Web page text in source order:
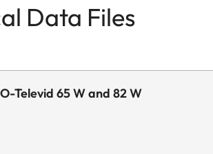
Data Files
Televid 65 W and 82 W